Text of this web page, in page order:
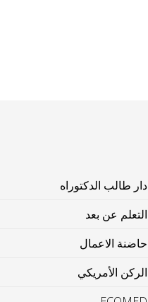
دار طالب الدكتوراه
التعلم عن بعد
حاضنة الاعمال
الركن الأمريكي